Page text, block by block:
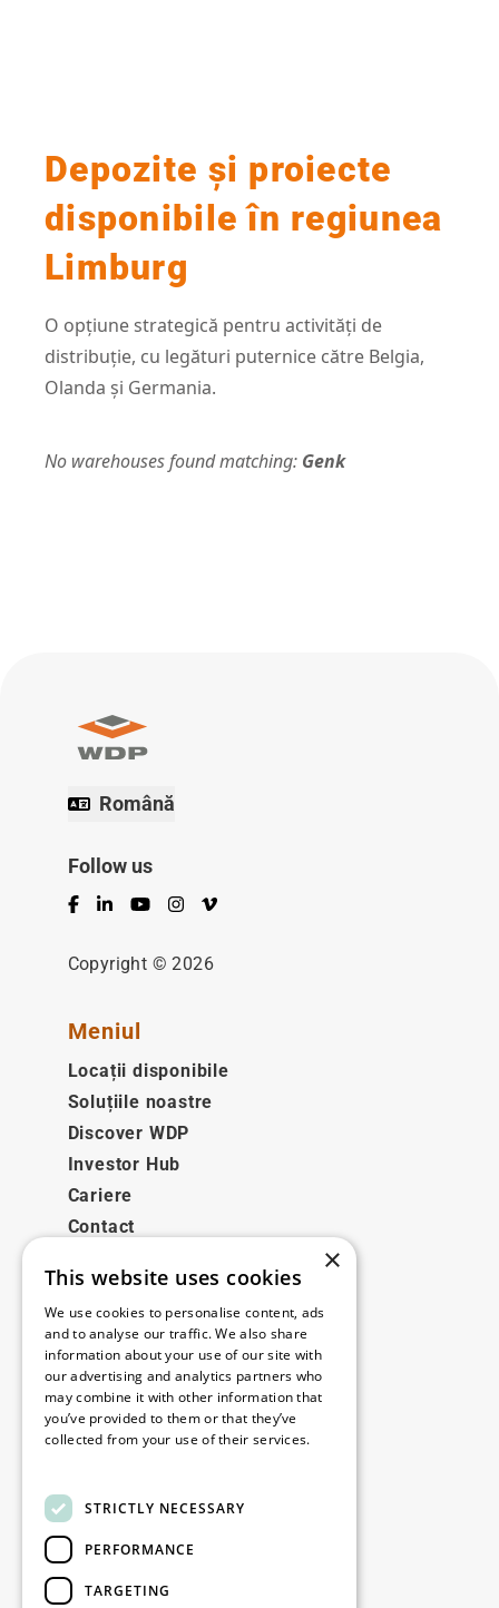
Depozite și proiecte
disponibile în regiunea
Limburg
O opțiune strategică pentru activități de
distribuție, cu legături puternice către Belgia,
Olanda și Germania.
No warehouses found matching: Genk
Română
Follow us
Facebook
LinkedInYouTubeInstagram
Vimeo
Copyright © 2026
Meniul
Locații disponibile
Soluțiile noastre
Discover WDP
Investor Hub
Cariere
Contact
Legale
Disclaimer
Privacy policy
Cookie policy
Contact
Fii la curent
×
This website uses cookies
We use cookies to personalise content, ads
and to analyse our traffic. We also share
information about your use of our site with
our advertising and analytics partners who
may combine it with other information that
you’ve provided to them or that they’ve
collected from your use of their services.
STRICTLY NECESSARY
PERFORMANCE
TARGETING